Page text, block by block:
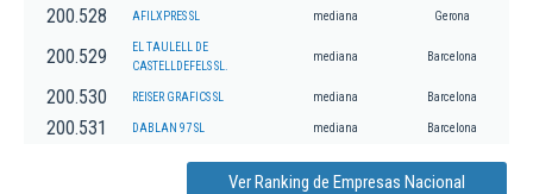
200.528 AFILXPRES SL mediana Gerona
200.529
EL TAULELL DE
CASTELLDEFELS SL.
mediana Barcelona
200.530 REISER GRAFICS SL mediana Barcelona
200.531 DABLAN 97 SL mediana Barcelona
Ver Ranking de Empresas Nacional